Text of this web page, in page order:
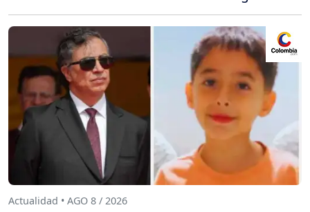
Actualidad • AGO 8 / 2026